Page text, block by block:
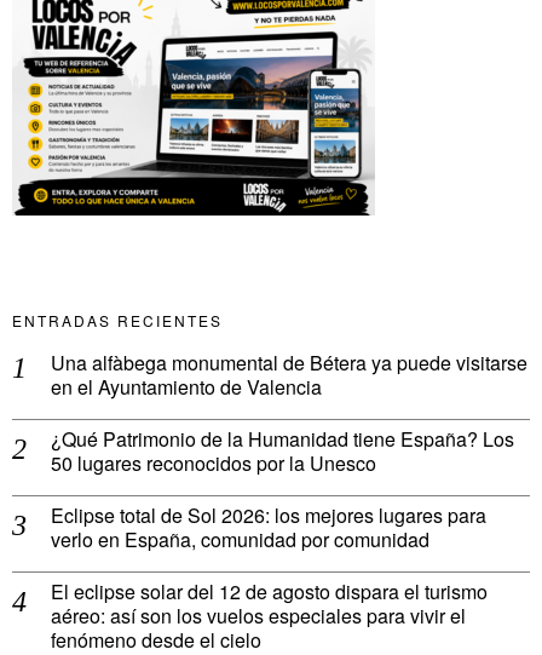
ENTRADAS RECIENTES
Una alfàbega monumental de Bétera ya puede visitarse
en el Ayuntamiento de Valencia
¿Qué Patrimonio de la Humanidad tiene España? Los
50 lugares reconocidos por la Unesco
Eclipse total de Sol 2026: los mejores lugares para
verlo en España, comunidad por comunidad
El eclipse solar del 12 de agosto dispara el turismo
aéreo: así son los vuelos especiales para vivir el
fenómeno desde el cielo